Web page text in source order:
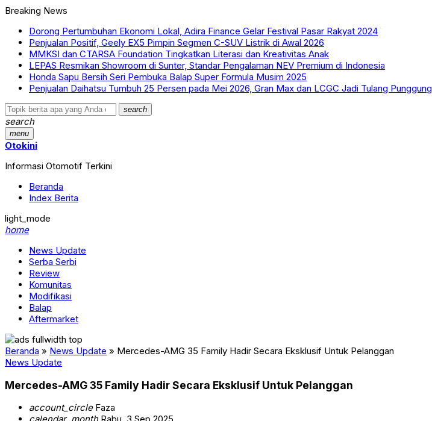
Breaking News
Dorong Pertumbuhan Ekonomi Lokal, Adira Finance Gelar Festival Pasar Rakyat 2024
Penjualan Positif, Geely EX5 Pimpin Segmen C-SUV Listrik di Awal 2026
MMKSI dan CTARSA Foundation Tingkatkan Literasi dan Kreativitas Anak
LEPAS Resmikan Showroom di Sunter, Standar Pengalaman NEV Premium di Indonesia
Honda Sapu Bersih Seri Pembuka Balap Super Formula Musim 2025
Penjualan Daihatsu Tumbuh 25 Persen pada Mei 2026, Gran Max dan LCGC Jadi Tulang Punggung
search
search
menu
Otokini
Informasi Otomotif Terkini
Beranda
Index Berita
light_mode
home
News Update
Serba Serbi
Review
Komunitas
Modifikasi
Balap
Aftermarket
Beranda » News Update » Mercedes-AMG 35 Family Hadir Secara Eksklusif Untuk Pelanggan
News Update
Mercedes-AMG 35 Family Hadir Secara Eksklusif Untuk Pelanggan
account_circleFaza